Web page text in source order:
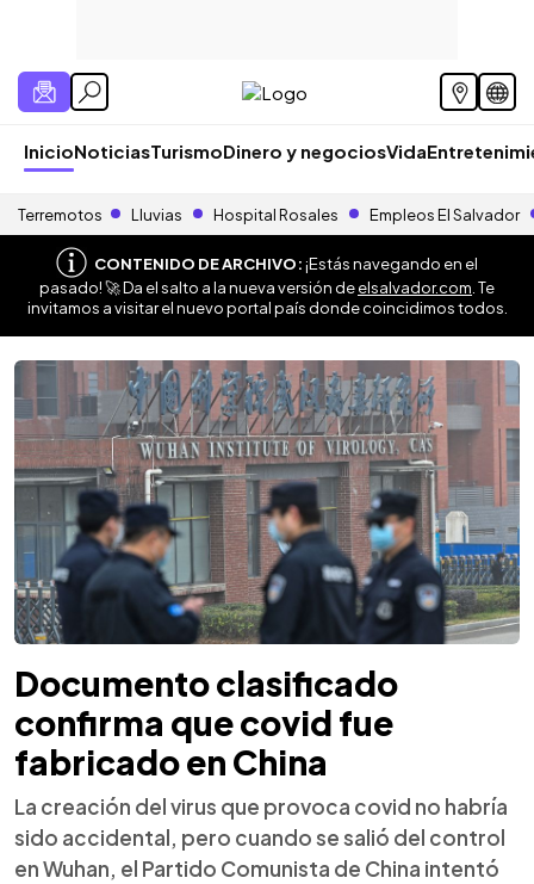
InicioNoticiasTurismoDinero y negociosVida
Terremotos Lluvias Hospital Rosales Empleos El Salvador
CONTENIDO DE ARCHIVO:¡Estás navegando en el
pasado! 🚀 Da el salto a la nueva versión deelsalvador.com . Te
invitamos a visitar el nuevo portal país donde coincidimos todos.
Documento clasificado
confirma que covid fue
fabricado en China
La creación del virus que provoca covid no habría
sido accidental, pero cuando se salió del control
en Wuhan, el Partido Comunista de China intentó